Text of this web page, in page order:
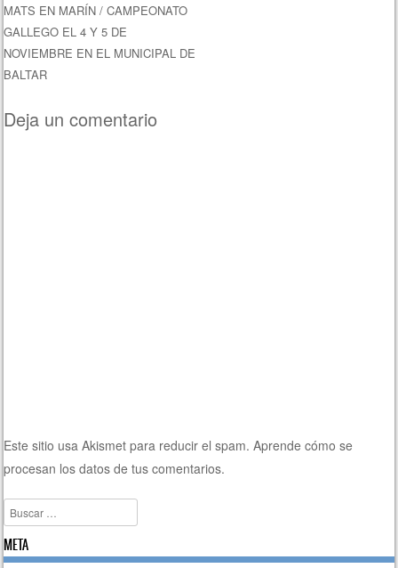
MATS EN MARÍN / CAMPEONATO
GALLEGO EL 4 Y 5 DE
NOVIEMBRE EN EL MUNICIPAL DE
BALTAR
Deja un comentario
Este sitio usa Akismet para reducir el spam.Aprende cómo se
procesan los datos de tus comentarios.
Buscar
META